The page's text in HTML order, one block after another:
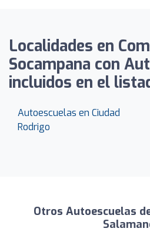
Localidades en
Socampana con
incluidos en el
Autoescuelas en Ciudad
Rodrigo
Otros Autoescuelas